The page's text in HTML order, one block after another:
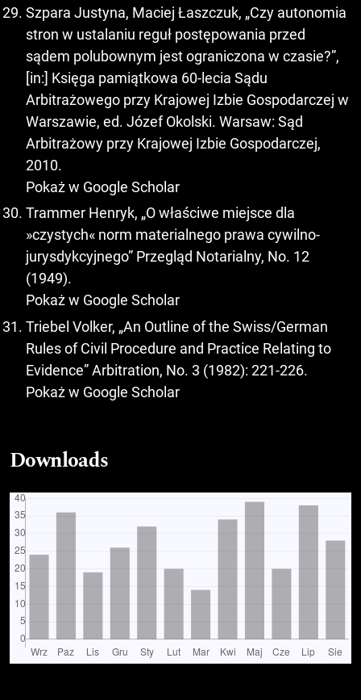
Szpara Justyna, Maciej Łaszczuk, „Czy autonomia
stron w ustalaniu reguł postępowania przed
sądem polubownym jest ograniczona w czasie?”,
[in:] Księga pamiątkowa 60-lecia Sądu
Arbitrażowego przy Krajowej Izbie Gospodarczej w
Warszawie, ed. Józef Okolski. Warsaw: Sąd
Arbitrażowy przy Krajowej Izbie Gospodarczej,
2010.
Pokaż w Google Scholar
Trammer Henryk, „O właściwe miejsce dla
»czystych« norm materialnego prawa cywilno-
jurysdykcyjnego” Przegląd Notarialny, No. 12
(1949).
Pokaż w Google Scholar
Triebel Volker, „An Outline of the Swiss/German
Rules of Civil Procedure and Practice Relating to
Evidence” Arbitration, No. 3 (1982): 221-226.
Pokaż w Google Scholar
Downloads